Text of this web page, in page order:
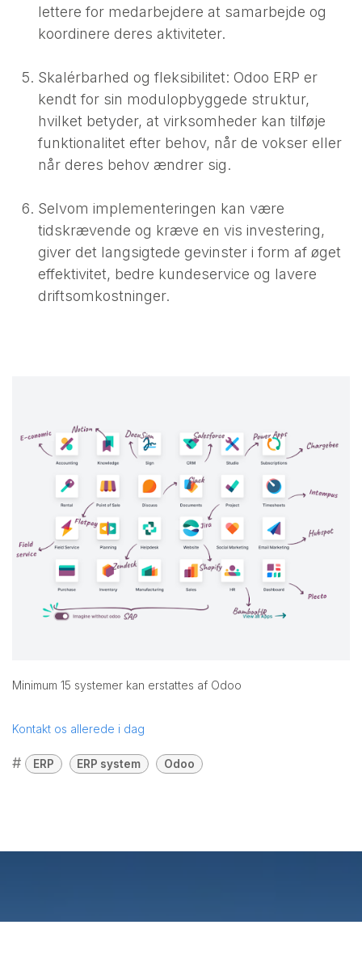
lettere for medarbejdere at samarbejde og
koordinere deres aktiviteter.
Skalérbarhed og fleksibilitet: Odoo ERP er
kendt for sin modulopbyggede struktur,
hvilket betyder, at virksomheder kan tilføje
funktionalitet efter behov, når de vokser eller
når deres behov ændrer sig.
Selvom implementeringen kan være
tidskrævende og kræve en vis investering,
giver det langsigtede gevinster i form af øget
effektivitet, bedre kundeservice og lavere
driftsomkostninger.
Minimum 15 systemer kan erstattes af Odoo
Kontakt os allerede i dag
# ERP ERP system Odoo